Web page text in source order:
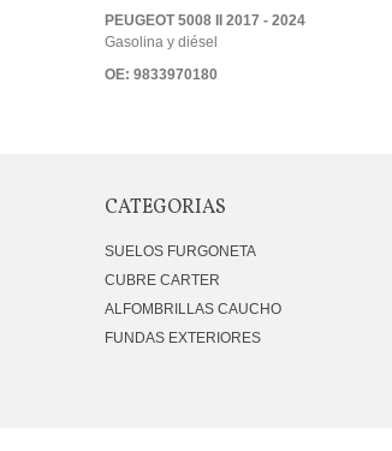
PEUGEOT 5008 II 2017 - 2024
Gasolina y diésel
OE: 9833970180
CATEGORIAS
SUELOS FURGONETA
CUBRE CARTER
ALFOMBRILLAS CAUCHO
FUNDAS EXTERIORES